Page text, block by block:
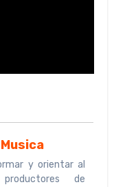
y orientar al
de